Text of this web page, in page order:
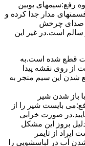
رﻓﻊ:سیمهای ﺑﻮﺑﯿﻦ
ﻣﺪار ﺟﺪا کرده و
کنید.اﮔﺮ ﺻﺪای ﭼﺮﺧﺶ
ﺳﺎﻟﻢ اﺳﺖ.در ﻏﯿﺮ اﯾﻦ
ﻗﻄﻊ ﺷﺪه اﺳﺖ.به
از روی ﻧﻘﺸﻪ ﭘﯿﺪا
ﺷﺪن اﯾﻦ ﺳﯿﻢ ﻣﻨﺠﺮ ﺑﻪ
ﺑﺎز ﺷﺪن ﺷﯿﺮ
بایست ﺷﯿﺮ را از
صورت خرابی
بروز این مشکل
از تایمر
آب در لباسشویی را